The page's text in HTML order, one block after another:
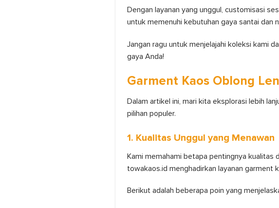
Dengan layanan yang unggul, customisasi
untuk memenuhi kebutuhan gaya santai dan
Jangan ragu untuk menjelajahi koleksi kami
gaya Anda!
Garment Kaos Oblong
Dalam artikel ini, mari kita eksplorasi lebih
pilihan populer.
1. Kualitas Unggul yang Menawan
Kami memahami betapa pentingnya kualitas
towakaos.id menghadirkan layanan garment
Berikut adalah beberapa poin yang